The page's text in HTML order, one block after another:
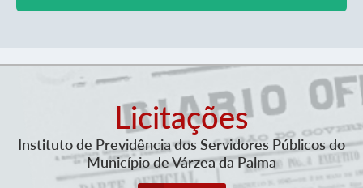
Licitações
Instituto de Previdência dos Servidores Públicos do
Município de Várzea da Palma